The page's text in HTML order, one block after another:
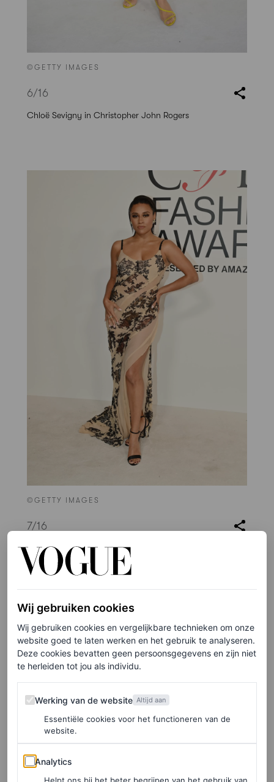
©GETTY IMAGES
6/16
Chloë Sevigny in Christopher John Rogers
©GETTY IMAGES
7/16
Ariana DeBose in Jason Wu Collection
Wij gebruiken cookies
Wij gebruiken cookies en vergelijkbare technieken om onze
website goed te laten werken en het gebruik te analyseren.
Deze cookies bevatten geen persoonsgegevens en zijn niet
te herleiden tot jou als individu.
Werking van de website
Werking van de website Altijd aan
Essentiële cookies voor het functioneren van de
website.
Analytics
Analytics